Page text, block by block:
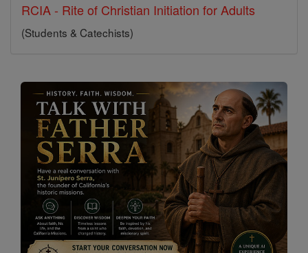
RCIA - Rite of Christian Initiation for Adults
(Students & Catechists)